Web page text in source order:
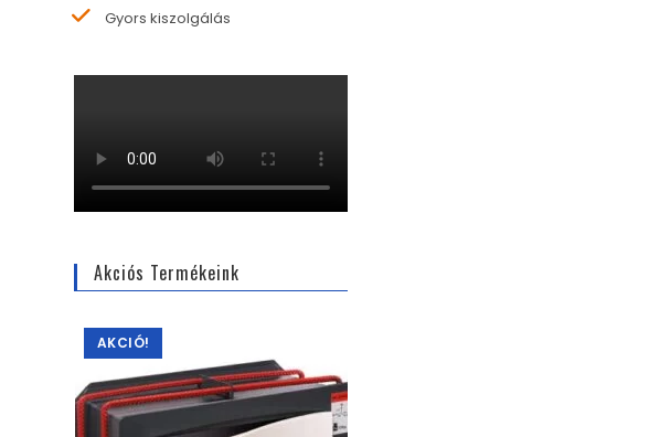
Gyors kiszolgálás
Akciós Termékeink
AKCIÓ!